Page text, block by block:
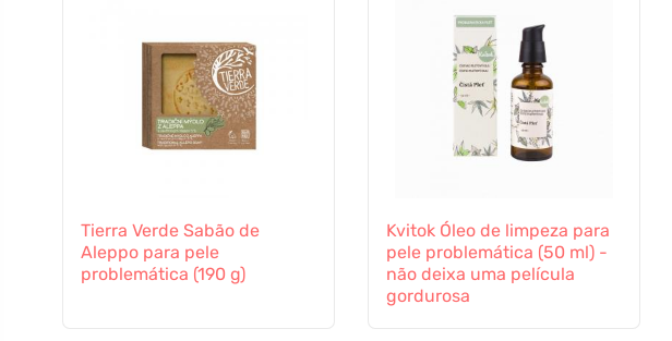
Tierra Verde Sabão de
Aleppo para pele
problemática (190 g)
Kvitok Óleo de limpeza para
pele problemática (50 ml) -
não deixa uma película
gordurosa